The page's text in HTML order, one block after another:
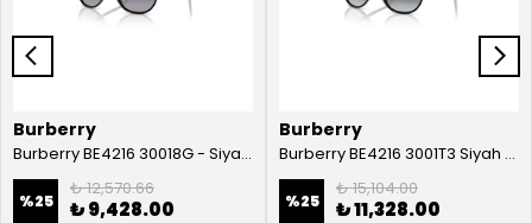
Burberry
Burberry BE4216 30018G - Siyah Kadın Güneş Gözlüğü
%25
₺ 12,570.66
₺ 9,428.00
Burberry
Burberry BE4216 3001T3 Siyah Kadın Güneş Gözlüğü
%25
₺ 15,104.00
₺ 11,328.00